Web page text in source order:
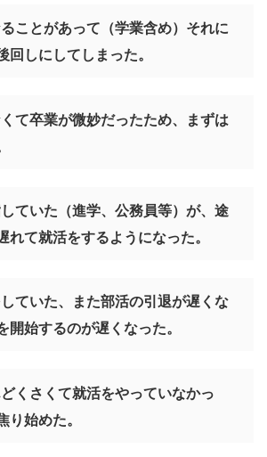
ことがあって（学業含め）それに
回しにしてしまった。
て卒業が微妙だったため、まずは
ていた（進学、公務員等）が、途
れて就活をするようになった。
ていた、また部活の引退が遅くな
開始するのが遅くなった。
くさくて就活をやっていなかっ
り始めた。